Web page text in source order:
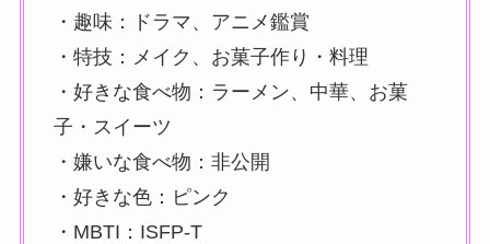
・趣味：ドラマ、アニメ鑑賞
・特技：メイク、お菓子作り・料理
・好きな食べ物：ラーメン、中華、お菓
子・スイーツ
・嫌いな食べ物：非公開
・好きな色：ピンク
・MBTI：ISFP-T